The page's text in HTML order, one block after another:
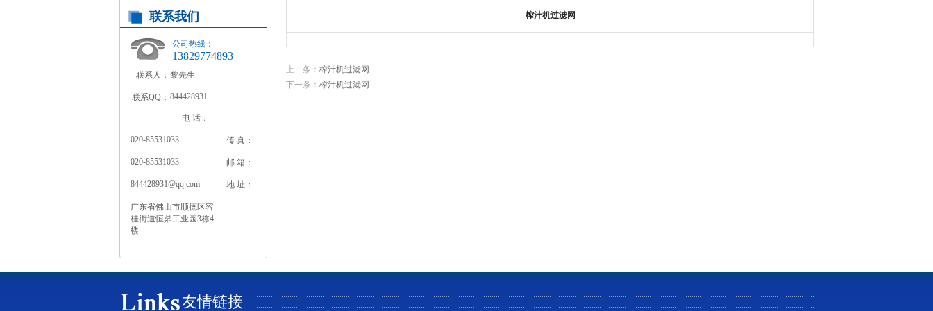
联系我们
公司热线：
13829774893
联系人： 黎先生
联系QQ： 844428931
电 话：
020-85531033 传 真：
020-85531033 邮 箱：
844428931@qq.com 地 址：
广东省佛山市顺德区容
桂街道恒鼎工业园3栋4
楼
榨汁机过滤网
上一条： 榨汁机过滤网
下一条： 榨汁机过滤网
友情链接